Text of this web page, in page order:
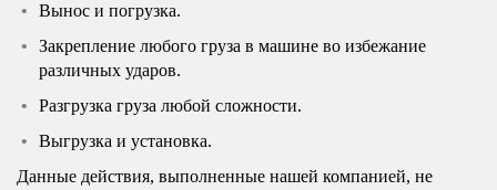
Вынос и погрузка.
Закрепление любого груза в машине во избежание
различных ударов.
Разгрузка груза любой сложности.
Выгрузка и установка.
Данные действия, выполненные нашей компанией, не